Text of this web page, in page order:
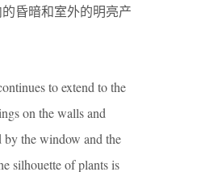
昏暗和室外的明亮产
to extend to the
on the walls and
by the window and the
silhouette of plants is